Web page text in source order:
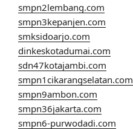
smpn2lembang.com
smpn3kepanjen.com
smksidoarjo.com
dinkeskotadumai.com
sdn47kotajambi.com
smpn1cikarangselatan.com
smpn9ambon.com
smpn36jakarta.com
smpn6-purwodadi.com